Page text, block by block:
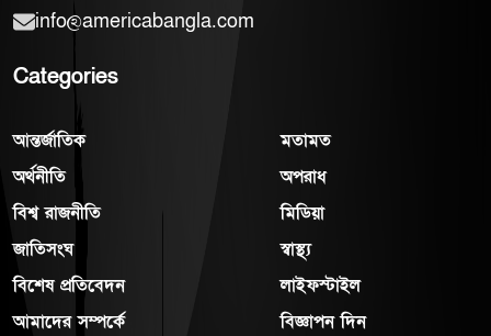
info@americabangla.com
Categories
আন্তর্জাতিক
অর্থনীতি
বিশ্ব রাজনীতি
জাতিসংঘ
বিশেষ প্রতিবেদন
আমাদের সম্পর্কে
মতামত
অপরাধ
মিডিয়া
স্বাস্থ্য
লাইফস্টাইল
বিজ্ঞাপন দিন